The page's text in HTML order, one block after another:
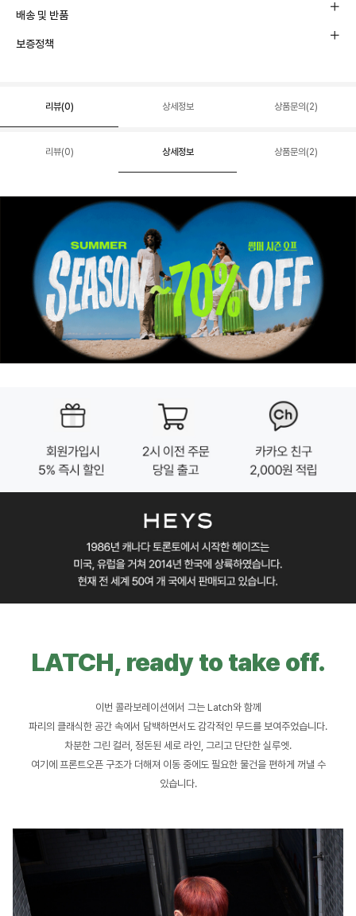
배송 및 반품
보증정책
리뷰(0) 상세정보 상품문의(2)
리뷰(0) 상세정보 상품문의(2)
LATCH, ready to take off.
이번 콜라보레이션에서 그는 Latch와 함께
파리의 클래식한 공간 속에서 담백하면서도 감각적인 무드를 보여주었습니다.
차분한 그린 컬러, 정돈된 세로 라인, 그리고 단단한 실루엣.
여기에 프론트오픈 구조가 더해져 이동 중에도 필요한 물건을 편하게 꺼낼 수
있습니다.